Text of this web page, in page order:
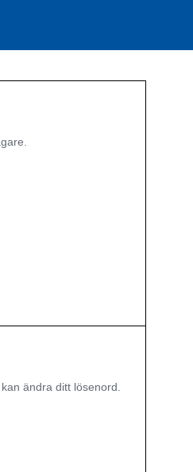
ändra ditt lösenord.